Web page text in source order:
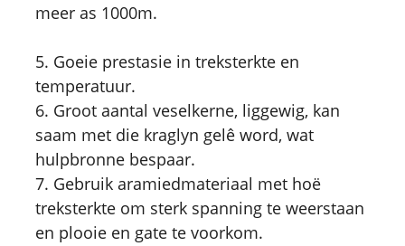
meer as 1000m.
5. Goeie prestasie in treksterkte en
temperatuur.
6. Groot aantal veselkerne, liggewig, kan
saam met die kraglyn gelê word, wat
hulpbronne bespaar.
7. Gebruik aramiedmateriaal met hoë
treksterkte om sterk spanning te weerstaan ​​
en plooie en gate te voorkom.